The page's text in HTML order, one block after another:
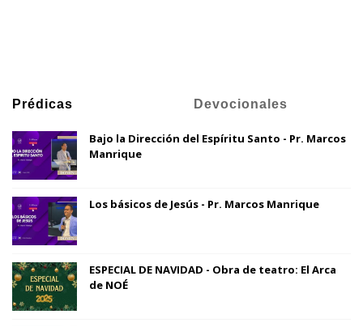
Prédicas Devocionales
Bajo la Dirección del Espíritu Santo - Pr. Marcos
Manrique
Los básicos de Jesús - Pr. Marcos Manrique
ESPECIAL DE NAVIDAD - Obra de teatro: El Arca
de NOÉ